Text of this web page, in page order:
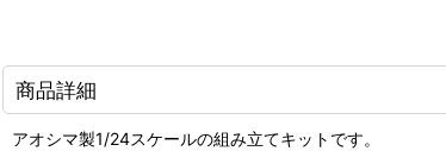
商品詳細
アオシマ製1/24スケールの組み立てキットです。